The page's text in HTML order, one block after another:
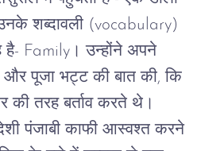
शब्दावली (vocabulary)
है- Family । उन्होंने अपने
और पूजा भट्ट की बात की, कि
की तरह बर्ताव करते थे।
पंजाबी काफी आस्वश्त करने